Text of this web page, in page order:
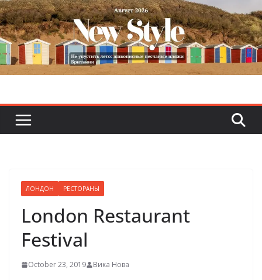
Skip
to
content
ЛОНДОН РЕСТОРАНЫ
London Restaurant
Festival
October 23, 2019 Вика Нова